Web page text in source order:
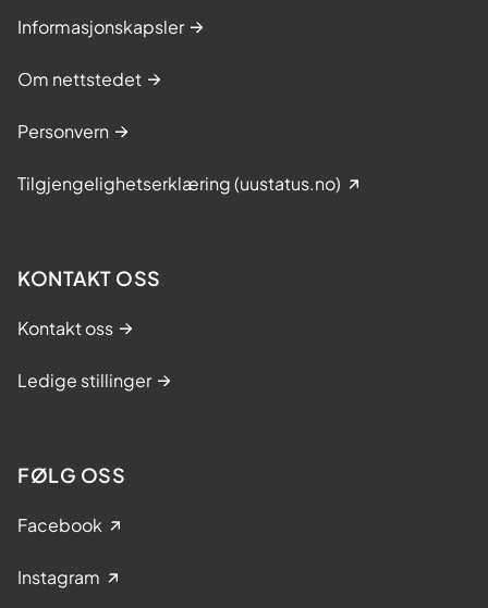
Informasjonskapsler
Om nettstedet
Personvern
Tilgjengelighetserklæring (uustatus.no)
KONTAKT OSS
Kontakt oss
Ledige stillinger
FØLG OSS
Facebook
Instagram